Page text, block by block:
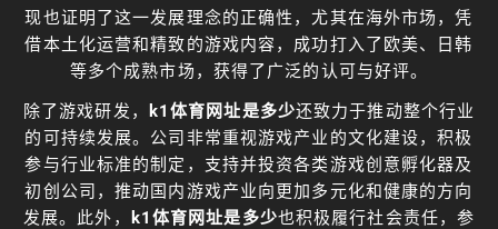
现也证明了这一发展理念的正确性，尤其在海外市场，凭
借本土化运营和精致的游戏内容，成功打入了欧美、日韩
等多个成熟市场，获得了广泛的认可与好评。
除了游戏研发，
k1体育网址是多少还致力于推动整个行业
的可持续发展。公司非常重视游戏产业的文化建设，积极
参与行业标准的制定，支持并投资各类游戏创意孵化器及
初创公司，推动国内游戏产业向更加多元化和健康的方向
发展。此外，
k1体育网址是多少也积极履行社会责任，参